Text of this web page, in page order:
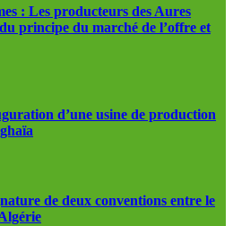
: Les producteurs des Aures
principe du marché de l’offre et
d’une usine de production
de deux conventions entre le